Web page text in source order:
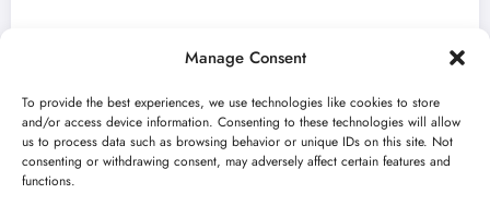
Manage Consent
To provide the best experiences, we use technologies like cookies to store
and/or access device information. Consenting to these technologies will allow
us to process data such as browsing behavior or unique IDs on this site. Not
consenting or withdrawing consent, may adversely affect certain features and
functions.
otvara 59. Bitef u